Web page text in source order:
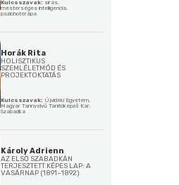
Kulcsszavak: sírás,
mesterséges intelligencia,
pszichoterápa
Horák Rita
HOLISZTIKUS
SZEMLÉLETMÓD ÉS
PROJEKTOKTATÁS
Kulcsszavak: Újvidéki Egyetem,
Magyar Tannyelvű Tanítóképző Kar,
Szabadka
Károly Adrienn
AZ ELSŐ SZABADKÁN
TERJESZTETT KÉPES LAP: A
VASÁRNAP (1891–1892)